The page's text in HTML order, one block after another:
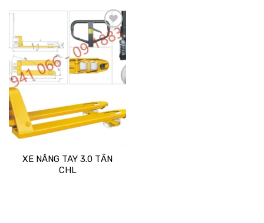
Add
to
wishlist
XE NÂNG TAY 3.0 TẤN
CHL